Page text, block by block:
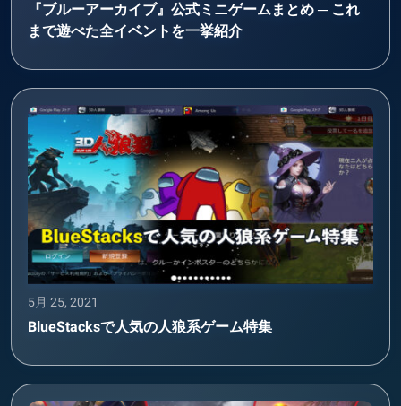
『ブルーアーカイブ』公式ミニゲームまとめ ─ これ
まで遊べた全イベントを一挙紹介
5月 25, 2021
BlueStacksで人気の人狼系ゲーム特集